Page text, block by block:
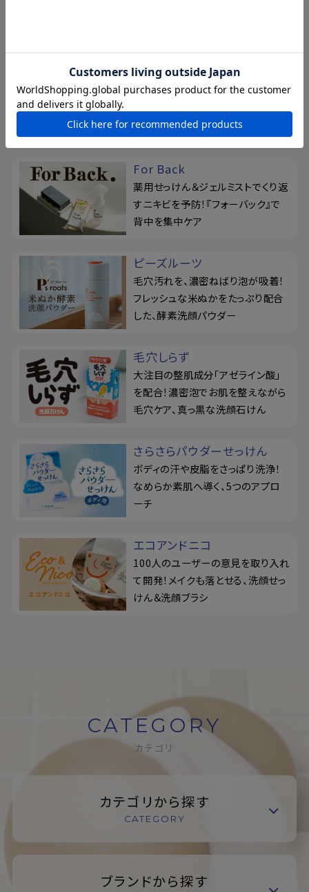
ドットウォッシー
リニューアル！泥せっけんで毛穴の
悩みを徹底ケア。シルク玉とせっけ
ん置きの3点セット
For Back
薬用せっけん＆ジェルミストでくり返
すニキビを予防！『フォーバック』で
背中を集中ケア
ピーズルーツ
毛穴汚れを、濃密ねばり泡が吸着！
フレッシュな米ぬかをたっぷり配合
した、酵素洗顔パウダー
毛穴しらず
大注目の整肌成分「アゼライン酸」
を配合！濃密泡でお肌を整えながら
毛穴ケア、真っ黒な洗顔石けん
さらさらパウダーせっけん
ボディの汗や皮脂をさっぱり洗浄！
なめらか素肌へ導く、5つのアプロ
ーチ
エコアンドニコ
100人のユーザーの意見を取り入れ
て開発！メイクも落とせる、洗顔せっ
けん＆洗顔ブラシ
CATEGORY
カテゴリ
カテゴリから探す
CATEGORY
ブランドから探す